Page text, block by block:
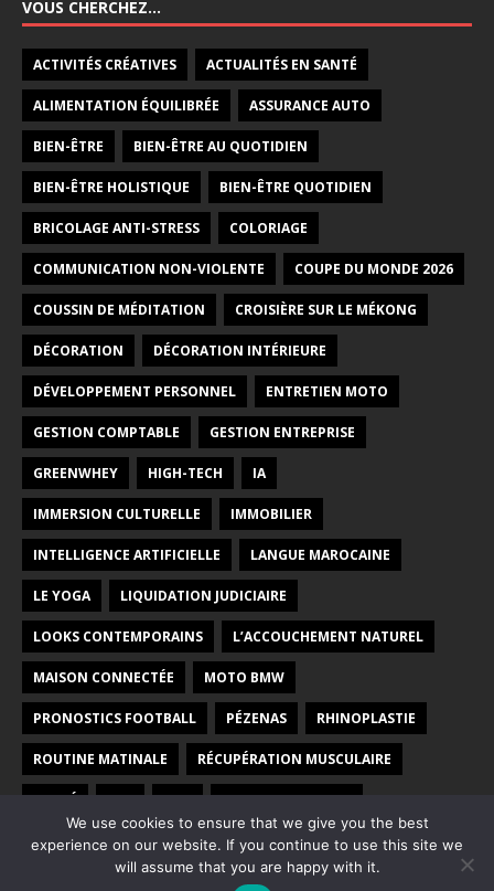
VOUS CHERCHEZ…
ACTIVITÉS CRÉATIVES ACTUALITÉS EN SANTÉ
ALIMENTATION ÉQUILIBRÉE ASSURANCE AUTO
BIEN-ÊTRE BIEN-ÊTRE AU QUOTIDIEN
BIEN-ÊTRE HOLISTIQUE BIEN-ÊTRE QUOTIDIEN
BRICOLAGE ANTI-STRESS COLORIAGE
COMMUNICATION NON-VIOLENTE COUPE DU MONDE 2026
COUSSIN DE MÉDITATION CROISIÈRE SUR LE MÉKONG
DÉCORATION DÉCORATION INTÉRIEURE
DÉVELOPPEMENT PERSONNEL ENTRETIEN MOTO
GESTION COMPTABLE GESTION ENTREPRISE
GREENWHEY HIGH-TECH IA
IMMERSION CULTURELLE IMMOBILIER
INTELLIGENCE ARTIFICIELLE LANGUE MAROCAINE
LE YOGA LIQUIDATION JUDICIAIRE
LOOKS CONTEMPORAINS L’ACCOUCHEMENT NATUREL
MAISON CONNECTÉE MOTO BMW
PRONOSTICS FOOTBALL PÉZENAS RHINOPLASTIE
ROUTINE MATINALE RÉCUPÉRATION MUSCULAIRE
SANTÉ SEO SITE VOYAGE AU MAROC
YOGA PRÉNATAL ÉCOLE ÉNERGIE VERTE
We use cookies to ensure that we give you the best
experience on our website. If you continue to use this site we
will assume that you are happy with it.